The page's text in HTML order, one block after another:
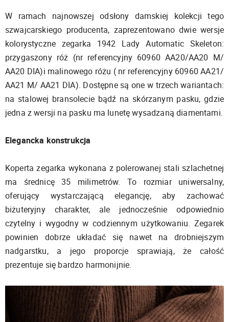
W ramach najnowszej odsłony damskiej kolekcji tego
szwajcarskiego producenta, zaprezentowano dwie wersje
kolorystyczne zegarka 1942 Lady Automatic Skeleton:
przygaszony róż (nr referencyjny 60960 AA20/AA20 M/
AA20 DIA)i malinowego różu ( nr referencyjny 60960 AA21/
AA21 M/ AA21 DIA). Dostępne są one w trzech wariantach:
na stalowej bransolecie bądź na skórzanym pasku, gdzie
jedna z wersji na pasku ma lunetę wysadzaną diamentami.
Elegancka konstrukcja
Koperta zegarka wykonana z polerowanej stali szlachetnej
ma średnicę 35 milimetrów. To rozmiar uniwersalny,
oferujący wystarczającą elegancję, aby zachować
biżuteryjny charakter, ale jednocześnie odpowiednio
czytelny i wygodny w codziennym użytkowaniu. Zegarek
powinien dobrze układać się nawet na drobniejszym
nadgarstku, a jego proporcje sprawiają, że całość
prezentuje się bardzo harmonijnie.